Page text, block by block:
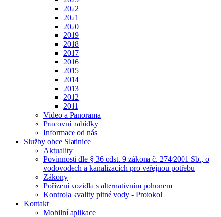
2022
2021
2020
2019
2018
2017
2016
2015
2014
2013
2012
2011
Video a Panorama
Pracovní nabídky
Informace od nás
Služby obce Slatinice
Aktuality
Povinnosti dle § 36 odst. 9 zákona č. 274⁄2001 Sb., o
vodovodech a kanalizacích pro veřejnou potřebu
Zákony
Pořízení vozidla s alternativním pohonem
Kontrola kvality pitné vody - Protokol
Kontakt
Mobilní aplikace